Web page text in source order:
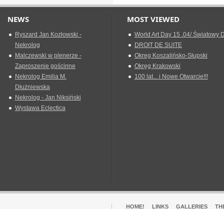
NEWS
Ryszard Jan Kozłowski -
Nekrolog
Malczewski w plenerze -
Zaproszenie gościnne
Nekrolog Emilia M.
Dłużniewska
Nekrolog - Jan Niksiński
Wystawa Eclectica
MOST VIEWED
World Art Day 15 .04/ Światowy
DROIT DE SUITE
Okreg Koszalińsko-Słupski
Okręg Krakowski
100 lat... i Nowe Otwarcie!!!
HOME! LINKS GALLERIES